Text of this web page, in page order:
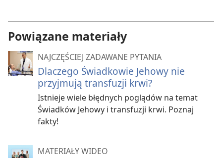
Powiązane materiały
NAJCZĘŚCIEJ ZADAWANE PYTANIA
Dlaczego Świadkowie Jehowy nie
przyjmują transfuzji krwi?
Istnieje wiele błędnych poglądów na temat
Świadków Jehowy i transfuzji krwi. Poznaj
fakty!
MATERIAŁY WIDEO